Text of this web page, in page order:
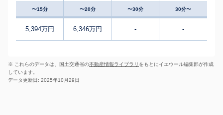
〜15分 〜20分 〜30分 30分〜
5,394万円 6,346万円 - -
※ これらのデータは、国土交通省の不動産情報ライブラリ をもとにイエウール編集部が作成
しています。
データ更新日: 2025年10月29日